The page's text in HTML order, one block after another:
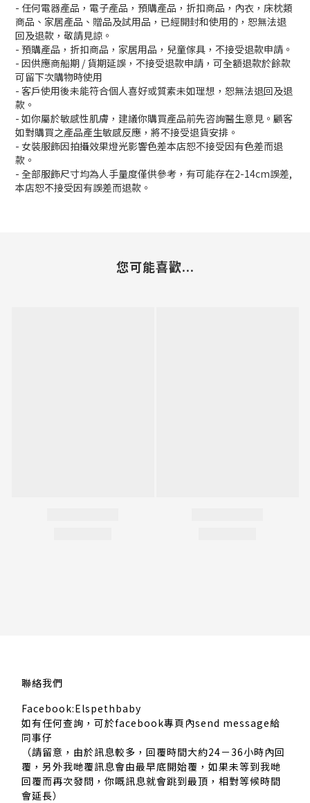
- 任何電器產品，電子產品，預購產品，折扣商品，內衣，床枕類
商品、家居產品、贈品及試用品，已經開封和使用的，恕無法退
回及退款，敬請見諒。
- 預購產品，折扣商品，家居用品，兒童傢具，不接受退款申請。
- 因供應商船期 / 貨期延誤，不接受退款申請，可全額退款於餘款
可留下次購物時使用
- 客戶使用後未能符合個人喜好或質素未如理想，恕無法退回及退
款。
- 如你屬於敏感性肌膚，建議你購買產品前先咨詢醫生意見。顧客
如對購買之產品產生敏感反應，將不接受退貨安排。
- 女裝服飾因拍攝效果燈光影響色差本店恕不接受因有色差而退
款。
- 全部服飾尺寸均為人手量度僅供參考，有可能存在2-14cm誤差,
本店恕不接受因有誤差而退款。
您可能喜歡...
聯絡我們
Facebook:Elspethbaby
如有任何查詢，可於facebook專頁內send message給
同事仔
（請留意，由於訊息較多，回覆時間大約24－36小時內回
覆，另外我哋覆訊息會由最早底開始覆，如果未等到我哋
回覆而再次發問，你嘅訊息就會跳到最頂，相對等候時間
會延長）